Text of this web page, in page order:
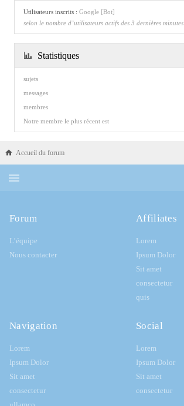
Utilisateurs inscrits : Google [Bot]
selon le nombre d’utilisateurs actifs des 3 dernières minutes
Statistiques
sujets
messages
membres
Notre membre le plus récent est
Accueil du forum
Forum
L’équipe
Nous contacter
Affiliates
Lorem
Ipsum Dolor
Sit amet
consectetur
quis
Navigation
Lorem
Ipsum Dolor
Sit amet
consectetur
Social
Lorem
Ipsum Dolor
Sit amet
consectetur